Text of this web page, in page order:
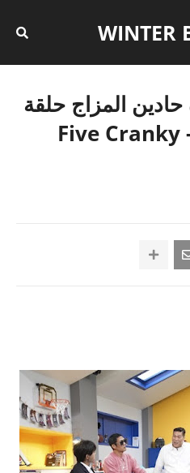
WINTER
المزاج حلقة
3 مترجمة للعربية - Five Cranky